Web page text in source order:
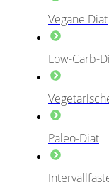
Vegane Diät
Low-Carb-
Paleo-Diät